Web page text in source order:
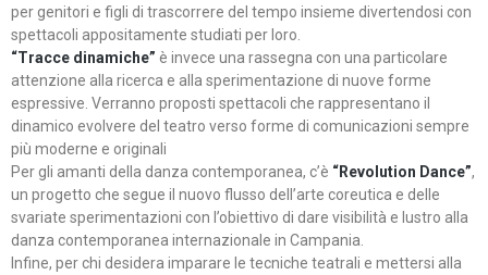
per genitori e figli di trascorrere del tempo insieme divertendosi con
spettacoli appositamente studiati per loro.
“Tracce dinamiche” è invece una rassegna con una particolare
attenzione alla ricerca e alla sperimentazione di nuove forme
espressive. Verranno proposti spettacoli che rappresentano il
dinamico evolvere del teatro verso forme di comunicazioni sempre
più moderne e originali
Per gli amanti della danza contemporanea, c’è “Revolution Dance”,
un progetto che segue il nuovo flusso dell’arte coreutica e delle
svariate sperimentazioni con l’obiettivo di dare visibilità e lustro alla
danza contemporanea internazionale in Campania.
Infine, per chi desidera imparare le tecniche teatrali e mettersi alla